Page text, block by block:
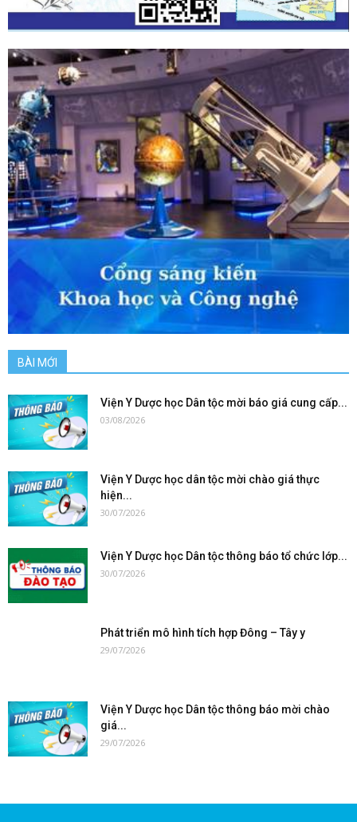
BÀI MỚI
Viện Y Dược học Dân tộc mời báo giá cung cấp...
03/08/2026
Viện Y Dược học dân tộc mời chào giá thực
hiện...
30/07/2026
Viện Y Dược học Dân tộc thông báo tổ chức lớp...
30/07/2026
Phát triển mô hình tích hợp Đông – Tây y
29/07/2026
Viện Y Dược học Dân tộc thông báo mời chào
giá...
29/07/2026